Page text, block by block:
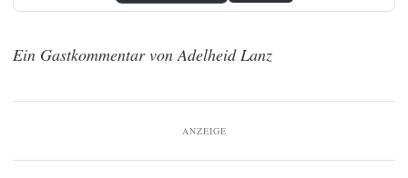
Ein Gastkommentar von Adelheid Lanz
ANZEIGE